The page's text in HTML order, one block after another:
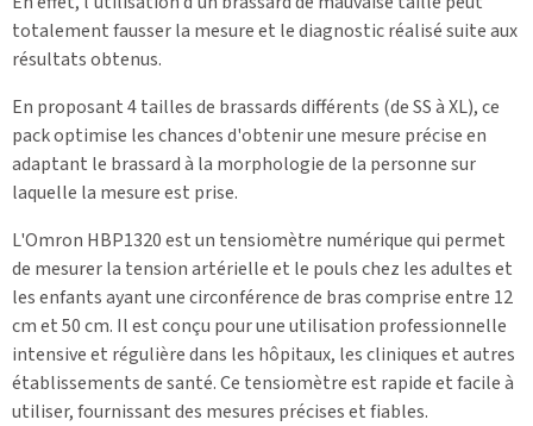
totalement fausser la mesure et le diagnostic réalisé suite aux
résultats obtenus.
En proposant 4 tailles de brassards différents (de SS à XL), ce
pack optimise les chances d'obtenir une mesure précise en
adaptant le brassard à la morphologie de la personne sur
laquelle la mesure est prise.
L'Omron HBP1320 est un tensiomètre numérique qui permet
de mesurer la tension artérielle et le pouls chez les adultes et
les enfants ayant une circonférence de bras comprise entre 12
cm et 50 cm. Il est conçu pour une utilisation professionnelle
intensive et régulière dans les hôpitaux, les cliniques et autres
établissements de santé. Ce tensiomètre est rapide et facile à
utiliser, fournissant des mesures précises et fiables.